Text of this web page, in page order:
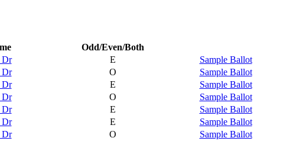
Odd/Even/Both
Dr
E
Sample Ballot
Dr
O
Sample Ballot
Dr
E
Sample Ballot
Dr
O
Sample Ballot
Dr
E
Sample Ballot
Dr
E
Sample Ballot
Dr
O
Sample Ballot